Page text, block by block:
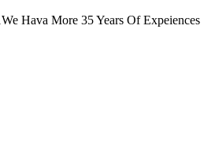
We Hava More 35 Years Of Expeiences